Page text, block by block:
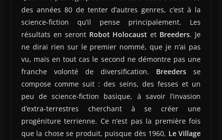
des années 80 de tenter d’autres genres, c’est à la
science-fiction qu’il pense principalement. Les
résultats en seront Robot Holocaust et Breeders. Je
ne dirai rien sur le premier nommé, que je n’ai pas
vu, mais en tout cas le second ne démontre pas une
franche volonté de diversification. Breeders se
compose comme suit : des seins, des fesses et un
peu de science-fiction basique, à savoir l’invasion
d’extra-terrestres cherchant à se créer une
progéniture terrienne. Ce n’est pas la première fois
que la chose se produit, puisque dès 1960, Le Village